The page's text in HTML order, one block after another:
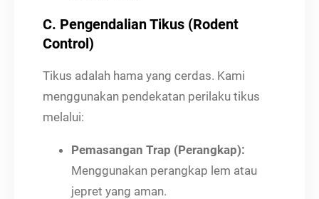
C. Pengendalian Tikus (Rodent
Control)
Tikus adalah hama yang cerdas. Kami
menggunakan pendekatan perilaku tikus
melalui:
Pemasangan Trap (Perangkap):
Menggunakan perangkap lem atau
jepret yang aman.